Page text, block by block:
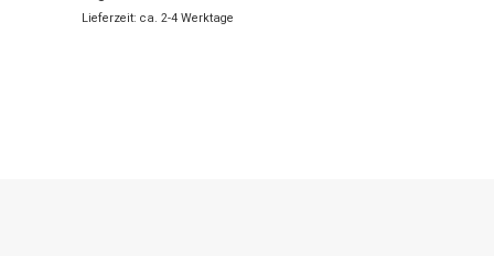
Lieferzeit: ca. 2-4 Werktage